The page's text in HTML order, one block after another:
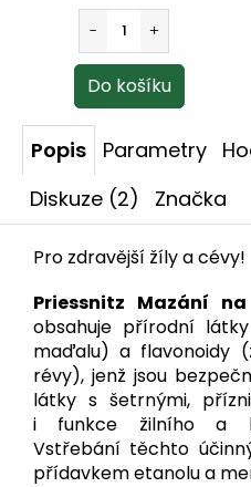
Popis Parametry
Diskuze (2)
Značka
Pro zdravější žíly a cévy!
Priessnitz Mazání
obsahuje přírodní
maďalu) a flavonoidy
révy), jenž jsou
látky s šetrnými,
i funkce žilního a
Vstřebání těchto
přídavkem etanolu a